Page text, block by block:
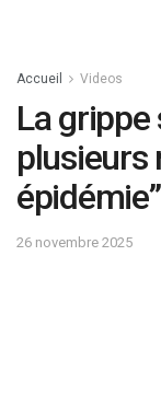
Accueil Videos
La grippe
plusieurs
épidémie”
26 novembre 2025